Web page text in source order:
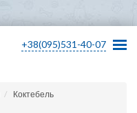
+38(095)531-40-07
Коктебель